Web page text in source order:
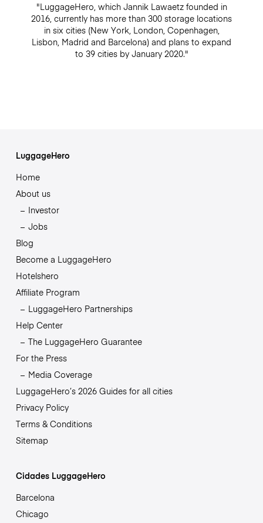
"LuggageHero, which Jannik Lawaetz founded in
2016, currently has more than 300 storage locations
in six cities (New York, London, Copenhagen,
Lisbon, Madrid and Barcelona) and plans to expand
to 39 cities by January 2020."
LuggageHero
Home
About us
Investor
Jobs
Blog
Become a LuggageHero
Hotelshero
Affiliate Program
LuggageHero Partnerships
Help Center
The LuggageHero Guarantee
For the Press
Media Coverage
LuggageHero’s 2026 Guides for all cities
Privacy Policy
Terms & Conditions
Sitemap
Cidades LuggageHero
Barcelona
Chicago